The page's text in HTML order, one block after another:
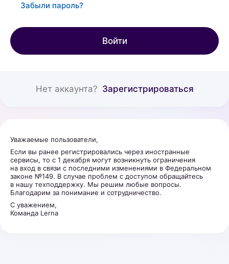
Забыли пароль?
Войти
Нет аккаунта? Зарегистрироваться
Уважаемые пользователи,
Если вы ранее регистрировались через иностранные
сервисы, то с 1 декабря могут возникнуть ограничения
на вход в связи с последними изменениями в Федеральном
законе №149. В случае проблем с доступом обращайтесь
в нашу техподдержку. Мы решим любые вопросы.
Благодарим за понимание и сотрудничество.
С уважением,
Команда Lerna